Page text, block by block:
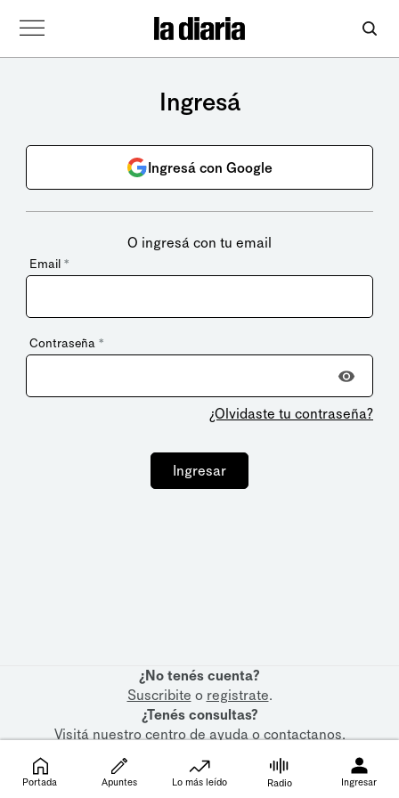
Ingresá
Ingresá con Google
O ingresá con tu email
Email *
Contraseña *
¿Olvidaste tu contraseña?
Ingresar
¿No tenés cuenta?
Suscribite o registrate.
¿Tenés consultas?
Visitá nuestrocentro de ayudaocontactanos.
Portada Apuntes Lo más leído Radio Ingresar